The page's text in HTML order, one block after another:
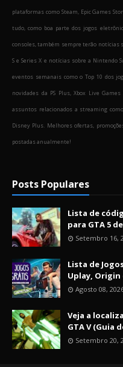
plataformas como Steam, Epic Games
tudo, como boa parte dos jogos
consoles, também sempre terão notícias
S e Series X e notícias sobre a Nintendo
eventos semanais como o Top 10 dos
novidades da PS Plus, Xbox Live
assuntos relacionados a streaming
Disney Plus. Melhores ofertas,
postadas anualmente!
Posts Populares
Lista de
para GTA 5
Setembro 16,
Lista de
Uplay, Origin
Agosto 08,
Veja a
GTA V (Guia
Setembro 20,